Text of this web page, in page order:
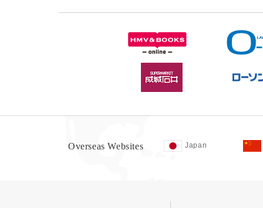
Overseas Websites Japan